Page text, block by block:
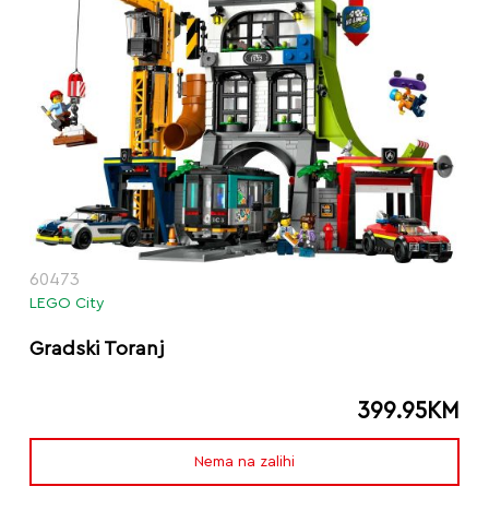
60473
LEGO City
Gradski Toranj
399.95KM
Nema na zalihi